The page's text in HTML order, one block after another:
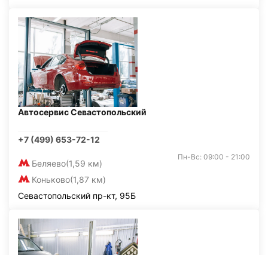
Автосервис Севастопольский
+7 (499) 653-72-12
Беляево(1,59 км)
Коньково(1,87 км)
Пн-Вс: 09:00 - 21:00
Севастопольский пр-кт, 95Б